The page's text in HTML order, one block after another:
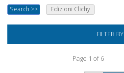
Search >> Edizioni Clichy
FILTER BY
Page 1 of 6